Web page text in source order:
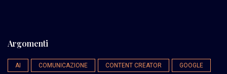
Argomenti
AI COMUNICAZIONE CONTENT CREATOR GOOGLE